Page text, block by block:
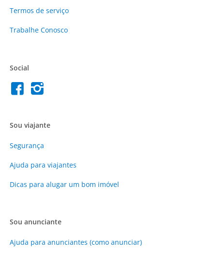
Termos de serviço
Trabalhe Conosco
Social
Sou viajante
Segurança
Ajuda para viajantes
Dicas para alugar um bom imóvel
Sou anunciante
Ajuda para anunciantes (como anunciar)